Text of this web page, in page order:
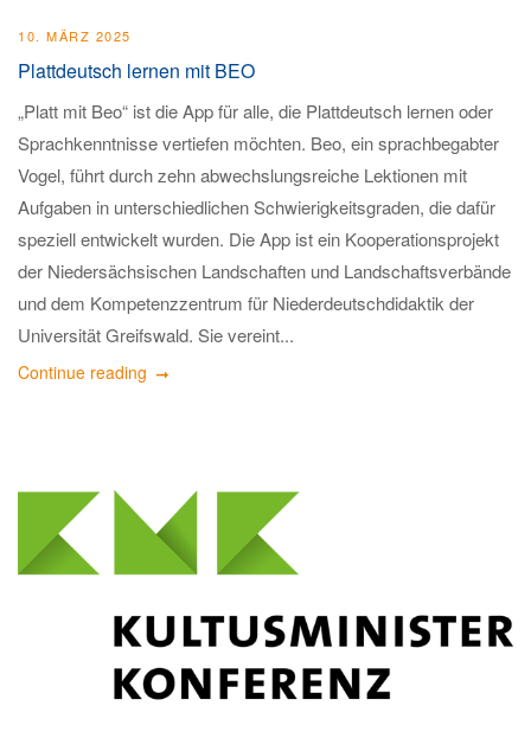
10. MÄRZ 2025
Plattdeutsch lernen mit BEO
„Platt mit Beo“ ist die App für alle, die Plattdeutsch lernen oder
Sprachkenntnisse vertiefen möchten. Beo, ein sprachbegabter
Vogel, führt durch zehn abwechslungsreiche Lektionen mit
Aufgaben in unterschiedlichen Schwierigkeitsgraden, die dafür
speziell entwickelt wurden. Die App ist ein Kooperationsprojekt
der Niedersächsischen Landschaften und Landschaftsverbände
und dem Kompetenzzentrum für Niederdeutschdidaktik der
Universität Greifswald. Sie vereint...
Continue reading